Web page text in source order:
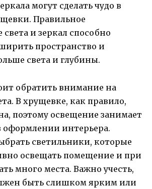
могут сделать чудо в
Правильное
света и зеркал способно
пространство и
света и глубины.
обратить внимание на
В хрущевке, как правило,
поэтому освещение занимает
оформлении интерьера.
светильники, которые
освещать помещение и при
много места. Важно учесть,
быть слишком ярким или